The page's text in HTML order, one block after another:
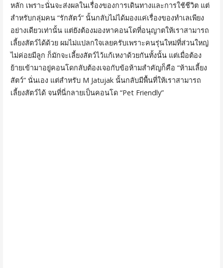
หลัก เพราะนั่นจะส่งผลในเรื่องของการเดินทางและการใช้ชีวิต แต่
สำหรับกลุ่มคน “รักสัตว์” นั้นกลับไม่ได้มองแค่เรื่องของทำเลเพียง
อย่างเดียวเท่านั้น แต่ยังต้องมองหาคอนโดที่อนุญาตให้เราสามารถ
เลี้ยงสัตว์ได้ด้วย ผมไม่แปลกใจเลยครับเพราะคนรุ่นใหม่ที่ส่วนใหญ่
ไม่ค่อยมีลูก ก็มักจะเลี้ยงสัตว์ไว้แก้เหงาด้วยกันทั้งนั้น แต่เมื่อต้อง
ย้ายเข้ามาอยู่คอนโดกลับต้องเจอกับข้อห้ามสำคัญก็คือ “ห้ามเลี้ยง
สัตว์” นั่นเอง แต่สำหรับ M Jatujak นั้นกลับมีพื้นที่ให้เราสามารถ
เลี้ยงสัตว์ได้ จนที่นี่กลายเป็นคอนโด “Pet Friendly”